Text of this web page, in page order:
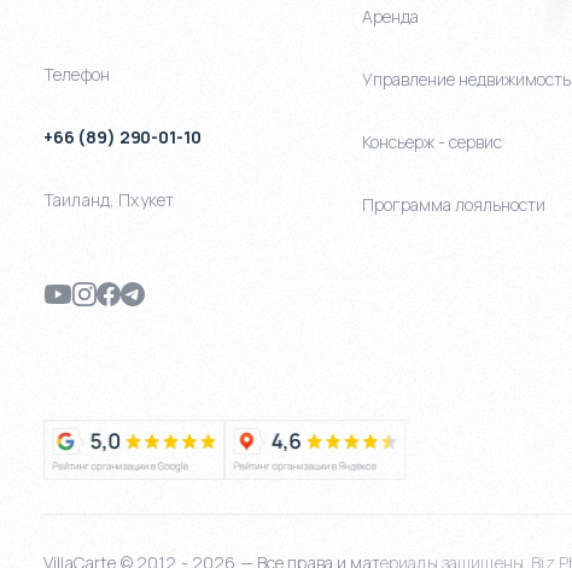
Телефон
+66 (89) 290-01-10
Таиланд, Пхукет
Аренда
Управление
Консьерж - сервис
Программа лояльности
VillaCarte © 2012 - 2026 — Все права и материалы защищены. Biz